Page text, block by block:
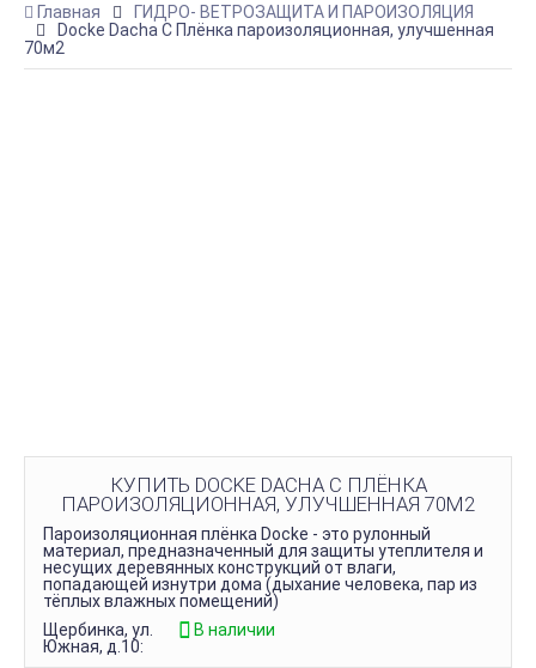
Главная
ГИДРО- ВЕТРОЗАЩИТА И ПАРОИЗОЛЯЦИЯ
Docke Dacha C Плёнка пароизоляционная, улучшенная
70м2
КУПИТЬ DOCKE DACHA C ПЛЁНКА
ПАРОИЗОЛЯЦИОННАЯ, УЛУЧШЕННАЯ 70М2
Пароизоляционная плёнка Docke - это рулонный
материал, предназначенный для защиты утеплителя и
несущих деревянных конструкций от влаги,
попадающей изнутри дома (дыхание человека, пар из
тёплых влажных помещений)
Щербинка, ул.
Южная, д.10:
В наличии